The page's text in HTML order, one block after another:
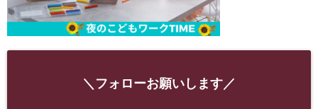
＼フォローお願いします／